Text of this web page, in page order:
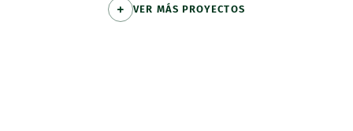
VER MÁS PROYECTOS